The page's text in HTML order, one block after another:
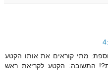
מתי קוראים את אותו הקטע
התשובה: הקטע לקריאת ראש